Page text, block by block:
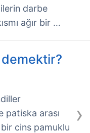
darbe
ağır bir …
›
patiska arası
bir cins pamuklu